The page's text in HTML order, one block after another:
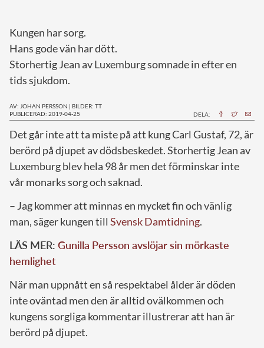
Kungen har sorg.
Hans gode vän har dött.
Storhertig Jean av Luxemburg somnade in efter en
tids sjukdom.
AV: JOHAN PERSSON | BILDER: TT
PUBLICERAD: 2019-04-25
DELA:
Det går inte att ta miste på att kung Carl Gustaf, 72, är
berörd på djupet av dödsbeskedet. Storhertig Jean av
Luxemburg blev hela 98 år men det förminskar inte
vår monarks sorg och saknad.
– Jag kommer att minnas en mycket fin och vänlig
man, säger kungen till Svensk Damtidning.
LÄS MER: Gunilla Persson avslöjar sin mörkaste
hemlighet
När man uppnått en så respektabel ålder är döden
inte oväntad men den är alltid ovälkommen och
kungens sorgliga kommentar illustrerar att han är
berörd på djupet.